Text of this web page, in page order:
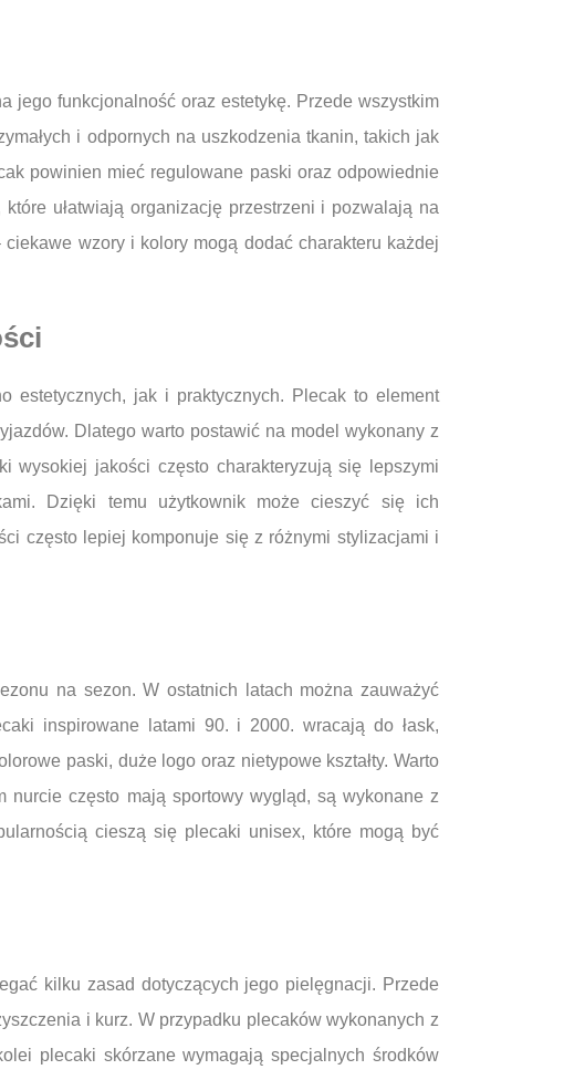
jego funkcjonalność oraz estetykę. Przede wszystkim
i odpornych na uszkodzenia tkanin, takich jak
powinien mieć regulowane paski oraz odpowiednie
ułatwiają organizację przestrzeni i pozwalają na
wzory i kolory mogą dodać charakteru każdej
estetycznych, jak i praktycznych. Plecak to element
Dlatego warto postawić na model wykonany z
wysokiej jakości często charakteryzują się lepszymi
Dzięki temu użytkownik może cieszyć się ich
często lepiej komponuje się z różnymi stylizacjami i
na sezon. W ostatnich latach można zauważyć
inspirowane latami 90. i 2000. wracają do łask,
paski, duże logo oraz nietypowe kształty. Warto
często mają sportowy wygląd, są wykonane z
cieszą się plecaki unisex, które mogą być
kilku zasad dotyczących jego pielęgnacji. Przede
i kurz. W przypadku plecaków wykonanych z
plecaki skórzane wymagają specjalnych środków